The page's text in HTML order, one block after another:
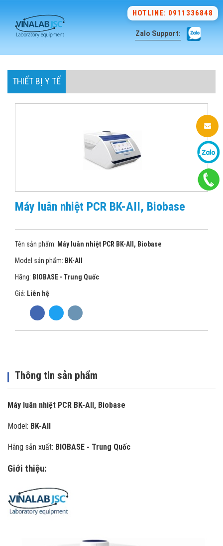
HOTLINE: 0911336848
Zalo Support:
THIẾT BỊ Y TẾ
Máy luân nhiệt PCR BK-AII, Biobase
Tên sản phẩm: Máy luân nhiệt PCR BK-AII, Biobase
Model sản phẩm: BK-AII
Hãng: BIOBASE - Trung Quốc
Giá: Liên hệ
Thông tin sản phẩm
Máy luân nhiệt PCR BK-AII, Biobase
Model: BK-AII
Hãng sản xuất: BIOBASE - Trung Quốc
Giới thiệu: